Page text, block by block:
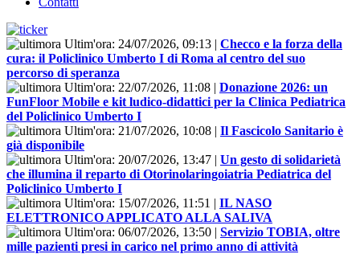
Ultim'ora: 24/07/2026, 09:13 | Checco e la forza della
cura: il Policlinico Umberto I di Roma al centro del suo
percorso di speranza
Ultim'ora: 22/07/2026, 11:08 | Donazione 2026: un
FunFloor Mobile e kit ludico-didattici per la Clinica Pediatrica
del Policlinico Umberto I
Ultim'ora: 21/07/2026, 10:08 | Il Fascicolo Sanitario è
già disponibile
Ultim'ora: 20/07/2026, 13:47 | Un gesto di solidarietà
che illumina il reparto di Otorinolaringoiatria Pediatrica del
Policlinico Umberto I
Ultim'ora: 15/07/2026, 11:51 | IL NASO
ELETTRONICO APPLICATO ALLA SALIVA
Ultim'ora: 06/07/2026, 13:50 | Servizio TOBIA, oltre
mille pazienti presi in carico nel primo anno di attività